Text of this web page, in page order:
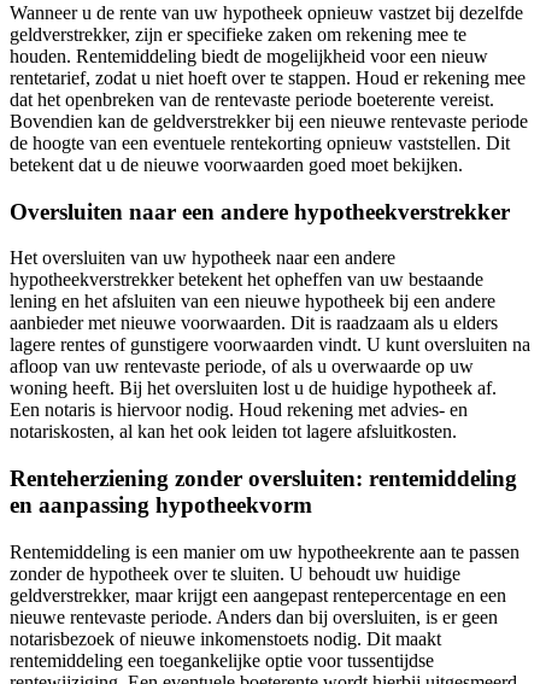
Wanneer u de rente van uw hypotheek opnieuw vastzet bij dezelfde
geldverstrekker, zijn er specifieke zaken om rekening mee te
houden. Rentemiddeling biedt de mogelijkheid voor een nieuw
rentetarief, zodat u niet hoeft over te stappen. Houd er rekening mee
dat het openbreken van de rentevaste periode boeterente vereist.
Bovendien kan de geldverstrekker bij een nieuwe rentevaste periode
de hoogte van een eventuele rentekorting opnieuw vaststellen. Dit
betekent dat u de nieuwe voorwaarden goed moet bekijken.
Oversluiten naar een andere hypotheekverstrekker
Het oversluiten van uw hypotheek naar een andere
hypotheekverstrekker betekent het opheffen van uw bestaande
lening en het afsluiten van een nieuwe hypotheek bij een andere
aanbieder met nieuwe voorwaarden. Dit is raadzaam als u elders
lagere rentes of gunstigere voorwaarden vindt. U kunt oversluiten na
afloop van uw rentevaste periode, of als u overwaarde op uw
woning heeft. Bij het oversluiten lost u de huidige hypotheek af.
Een notaris is hiervoor nodig. Houd rekening met advies- en
notariskosten, al kan het ook leiden tot lagere afsluitkosten.
Renteherziening zonder oversluiten: rentemiddeling
en aanpassing hypotheekvorm
Rentemiddeling is een manier om uw hypotheekrente aan te passen
zonder de hypotheek over te sluiten. U behoudt uw huidige
geldverstrekker, maar krijgt een aangepast rentepercentage en een
nieuwe rentevaste periode. Anders dan bij oversluiten, is er geen
notarisbezoek of nieuwe inkomenstoets nodig. Dit maakt
rentemiddeling een toegankelijke optie voor tussentijdse